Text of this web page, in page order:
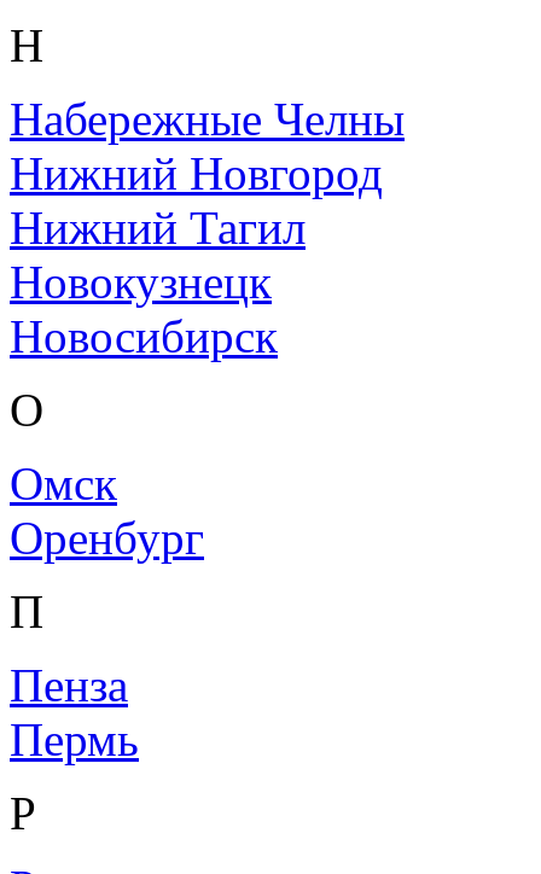
Н
Набережные Челны
Нижний Новгород
Нижний Тагил
Новокузнецк
Новосибирск
О
Омск
Оренбург
П
Пенза
Пермь
Р